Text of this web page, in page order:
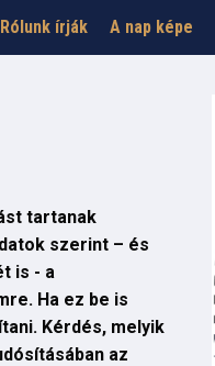
Rólunk írják A nap képe
tartanak
szerint – és
is - a
Ha ez be is
Kérdés, melyik
az